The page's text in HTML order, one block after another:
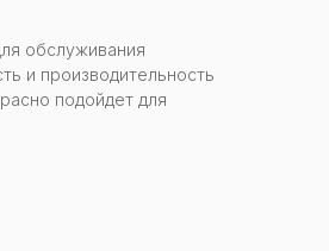
обслуживания
и производительность
подойдет для